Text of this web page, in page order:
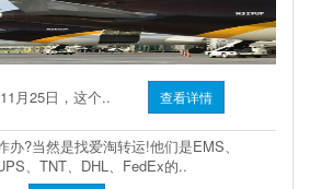
月25日，这个.. 查看详情
办?当然是找爱淘转运!他们是EMS、
、TNT、DHL、FedEx的..